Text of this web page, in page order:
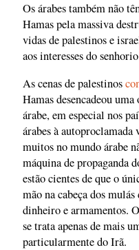
Os árabes também não
Hamas pela massiva
vidas de palestinos e
aos interesses do
As cenas de palestinos
Hamas desencadeou
árabe, em especial nos
árabes à
muitos no mundo árabe
máquina de propaganda
estão cientes de que o
mão na cabeça dos
dinheiro e armamentos.
se trata apenas de mais
particularmente do Irã.